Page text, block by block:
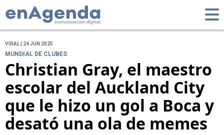
VIRAL | 24 JUN 2025
MUNDIAL DE CLUBES
Christian Gray, el maestro
escolar del Auckland City
que le hizo un gol a Boca y
desató una ola de memes